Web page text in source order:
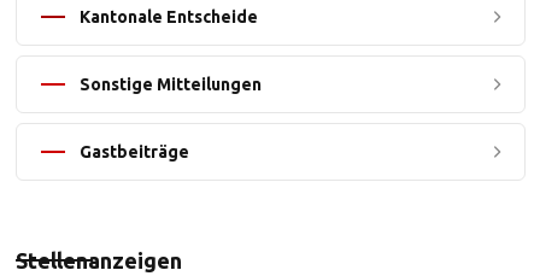
Kantonale Entscheide
Sonstige Mitteilungen
Gastbeiträge
Stellenanzeigen